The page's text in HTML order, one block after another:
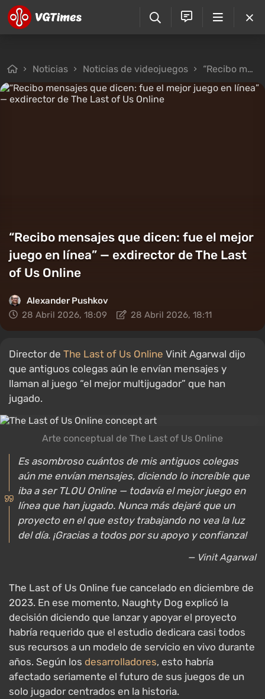
Noticias Noticias de videojuegos “Recibo mensajes que dicen: fue el mejor juego en línea” — exdirector de The Last of Us Online
“Recibo mensajes que dicen: fue el mejor
juego en línea” — exdirector de The Last
of Us Online
Alexander Pushkov
28 Abril 2026, 18:09
28 Abril 2026, 18:11
Director de The Last of Us Online Vinit Agarwal dijo
que antiguos colegas aún le envían mensajes y
llaman al juego “el mejor multijugador” que han
jugado.
Arte conceptual de The Last of Us Online
Es asombroso cuántos de mis antiguos colegas
aún me envían mensajes, diciendo lo increíble que
iba a ser TLOU Online — todavía el mejor juego en
línea que han jugado. Nunca más dejaré que un
proyecto en el que estoy trabajando no vea la luz
del día. ¡Gracias a todos por su apoyo y confianza!
— Vinit Agarwal
The Last of Us Online fue cancelado en diciembre de
2023. En ese momento, Naughty Dog explicó la
decisión diciendo que lanzar y apoyar el proyecto
habría requerido que el estudio dedicara casi todos
sus recursos a un modelo de servicio en vivo durante
años. Según los desarrolladores, esto habría
afectado seriamente el futuro de sus juegos de un
solo jugador centrados en la historia.